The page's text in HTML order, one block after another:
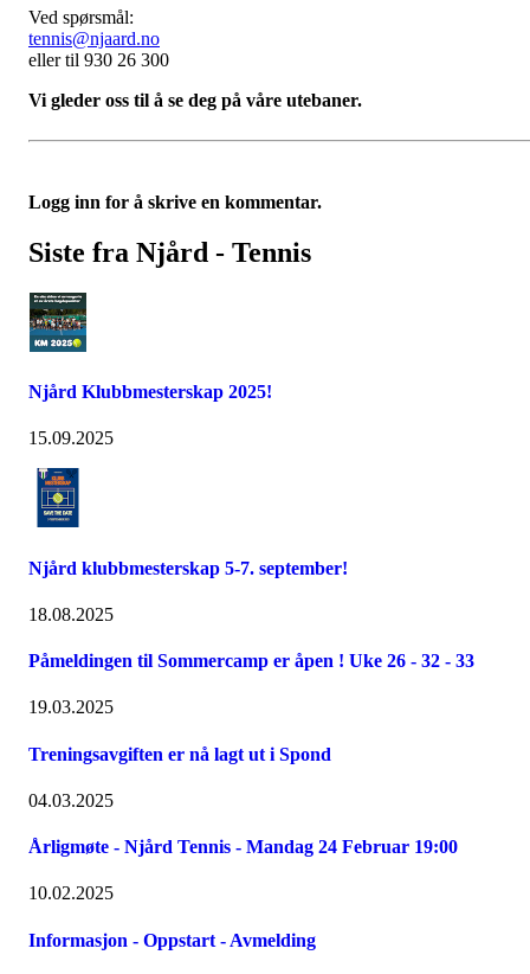
Ved spørsmål:
tennis@njaard.no
eller til 930 26 300
Vi gleder oss til å se deg på våre utebaner.
Logg inn for å skrive en kommentar.
Siste fra Njård - Tennis
Njård Klubbmesterskap 2025!
15.09.2025
Njård klubbmesterskap 5-7. september!
18.08.2025
Påmeldingen til Sommercamp er åpen ! Uke 26 - 32 - 33
19.03.2025
Treningsavgiften er nå lagt ut i Spond
04.03.2025
Årligmøte - Njård Tennis - Mandag 24 Februar 19:00
10.02.2025
Informasjon - Oppstart - Avmelding